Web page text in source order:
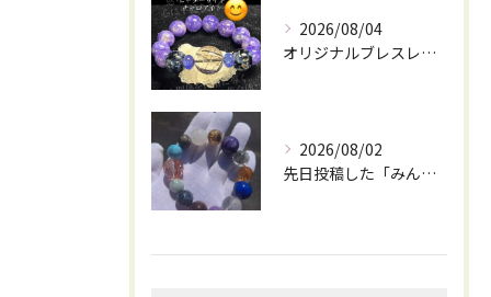
2026/08/04
オリジナルブレスレット作成してみました😊
2026/08/02
先日投稿した「みんなを笑顔にしてくれるブレスレット」に